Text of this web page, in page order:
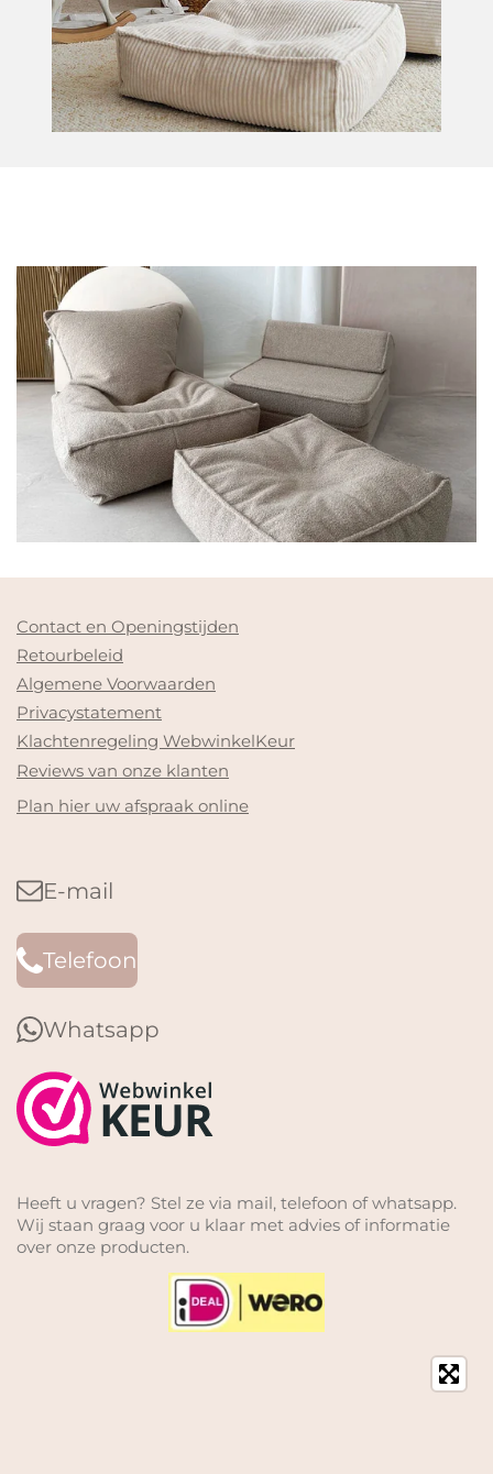
Contact en Openingstijden
Retourbeleid
Algemene Voorwaarden
Privacystatement
Klachtenregeling WebwinkelKeur
Reviews van onze klanten
Plan hier uw afspraak online
E-mail
Telefoon
Whatsapp
Heeft u vragen? Stel ze via mail, telefoon of whatsapp.
Wij staan graag voor u klaar met advies of informatie
over onze producten.